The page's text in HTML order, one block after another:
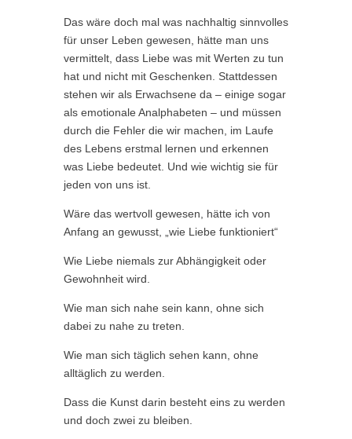
Das wäre doch mal was nachhaltig sinnvolles
für unser Leben gewesen, hätte man uns
vermittelt, dass Liebe was mit Werten zu tun
hat und nicht mit Geschenken. Stattdessen
stehen wir als Erwachsene da – einige sogar
als emotionale Analphabeten – und müssen
durch die Fehler die wir machen, im Laufe
des Lebens erstmal lernen und erkennen
was Liebe bedeutet. Und wie wichtig sie für
jeden von uns ist.
Wäre das wertvoll gewesen, hätte ich von
Anfang an gewusst, „wie Liebe funktioniert“
Wie Liebe niemals zur Abhängigkeit oder
Gewohnheit wird.
Wie man sich nahe sein kann, ohne sich
dabei zu nahe zu treten.
Wie man sich täglich sehen kann, ohne
alltäglich zu werden.
Dass die Kunst darin besteht eins zu werden
und doch zwei zu bleiben.